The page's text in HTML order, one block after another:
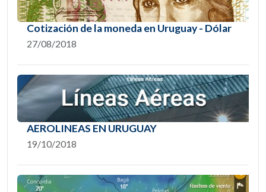
Cotización de la moneda en Uruguay - Dólar
27/08/2018
AEROLINEAS EN URUGUAY
19/10/2018